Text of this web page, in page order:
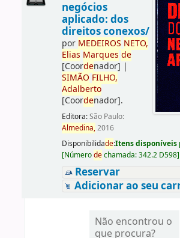
negócios
aplicado: dos
direitos conexos/
por MEDEIROS NETO,
Elias Marques de
[Coordenador] |
SIMÃO FILHO,
Adalberto
[Coordenador].
Editora:São Paulo:
Almedina,2016
Disponibilidade:Itens disponíveis
[Númerodechamada:342.2 D598]
Reservar
Adicionar ao seu
Não encontrou o
que procura?